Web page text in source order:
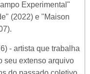
Experimental"
(2022) e "Maison
- artista que trabalha
seu extenso arquivo